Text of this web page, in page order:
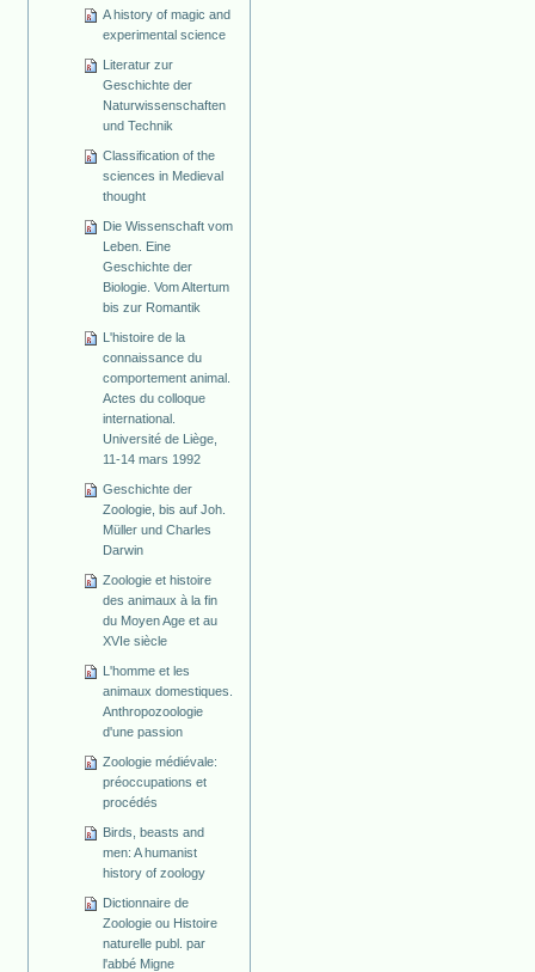
A history of magic and
experimental science
Literatur zur
Geschichte der
Naturwissenschaften
und Technik
Classification of the
sciences in Medieval
thought
Die Wissenschaft vom
Leben. Eine
Geschichte der
Biologie. Vom Altertum
bis zur Romantik
L'histoire de la
connaissance du
comportement animal.
Actes du colloque
international.
Université de Liège,
11-14 mars 1992
Geschichte der
Zoologie, bis auf Joh.
Müller und Charles
Darwin
Zoologie et histoire
des animaux à la fin
du Moyen Age et au
XVIe siècle
L'homme et les
animaux domestiques.
Anthropozoologie
d'une passion
Zoologie médiévale:
préoccupations et
procédés
Birds, beasts and
men: A humanist
history of zoology
Dictionnaire de
Zoologie ou Histoire
naturelle publ. par
l'abbé Migne